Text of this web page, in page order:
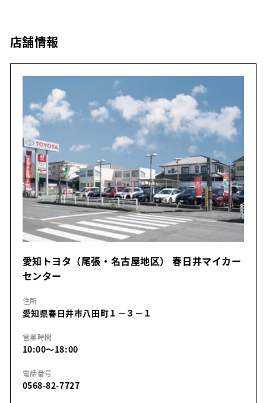
店舗情報
愛知トヨタ（尾張・名古屋地区） 春日井マイカー
センター
住所
愛知県春日井市八田町１－３－１
営業時間
10:00～18:00
電話番号
0568-82-7727